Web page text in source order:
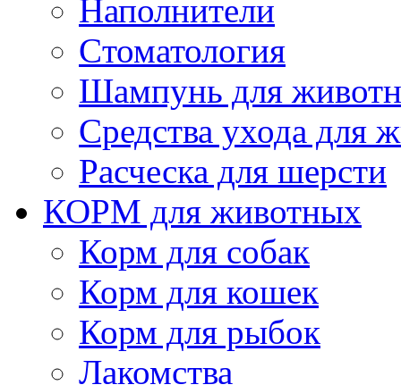
Наполнители
Cтоматология
Шампунь для
Cредства ухода для
Расческа для шерсти
КОРМ для животных
Корм для собак
Корм для кошек
Корм для рыбок
Лакомства